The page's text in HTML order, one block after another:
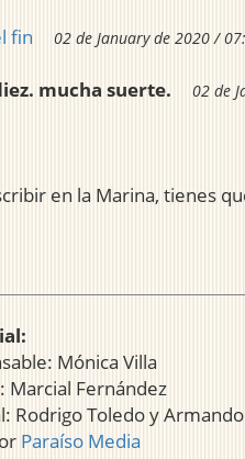
fin
02 de January de 2020 /
mucha suerte.
02 de
en la Marina, tienes
Mónica Villa
Marcial Fernández
Rodrigo Toledo y
Paraíso Media